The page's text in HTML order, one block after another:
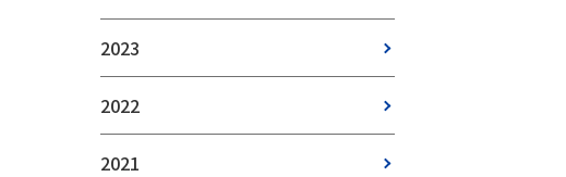
2023
2022
2021